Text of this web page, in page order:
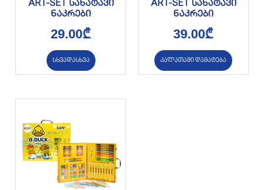
ART-SET სახატავი
ნაკრები
29.00₾
სხვადასხვა
ART-SET სახატავი
ნაკრები
39.00₾
კალათაში დამატება